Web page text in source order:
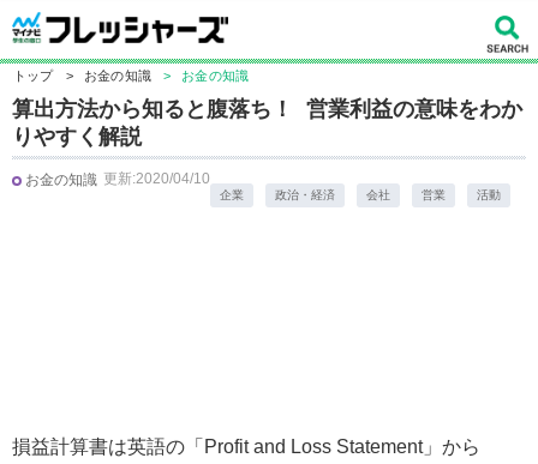
トップ > お金の知識 > お金の知識
算出方法から知ると腹落ち！ 営業利益の意味をわか
りやすく解説
お金の知識 更新:2020/04/10
企業 政治・経済 会社 営業 活動
損益計算書は英語の「Profit and Loss Statement」から